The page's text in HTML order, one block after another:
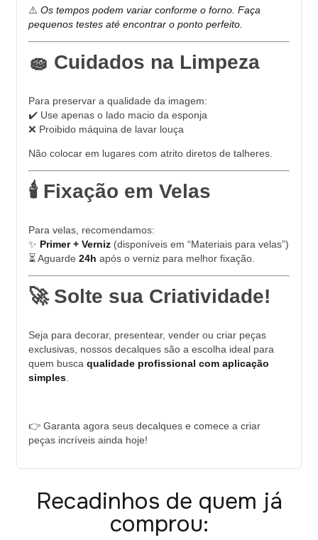
⚠️ Os tempos podem variar conforme o forno. Faça
pequenos testes até encontrar o ponto perfeito.
🧽 Cuidados na Limpeza
Para preservar a qualidade da imagem:
✔️ Use apenas o lado macio da esponja
❌ Proibido máquina de lavar louça
Não colocar em lugares com atrito diretos de talheres.
🕯️ Fixação em Velas
Para velas, recomendamos:
✨ Primer + Verniz (disponíveis em “Materiais para velas”)
⏳ Aguarde 24h após o verniz para melhor fixação.
🚀 Solte sua Criatividade!
Seja para decorar, presentear, vender ou criar peças
exclusivas, nossos decalques são a escolha ideal para
quem busca qualidade profissional com aplicação
simples.
👉 Garanta agora seus decalques e comece a criar
peças incríveis ainda hoje!
Recadinhos de quem já
comprou: